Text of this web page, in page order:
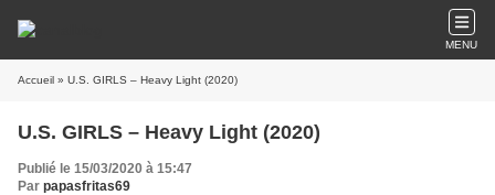
MENU
Accueil » U.S. GIRLS – Heavy Light (2020)
U.S. GIRLS – Heavy Light (2020)
Publié le 15/03/2020 à 15:47
Par papasfritas69